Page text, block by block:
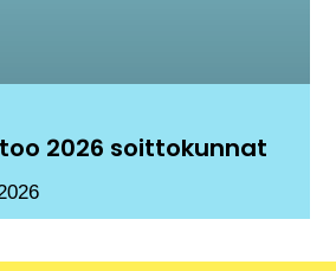
2026 soittokunnat